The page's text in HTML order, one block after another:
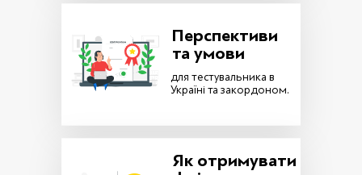
Перспективи
та умови
для тестувальника в
Україні та закордоном.
Як отримувати